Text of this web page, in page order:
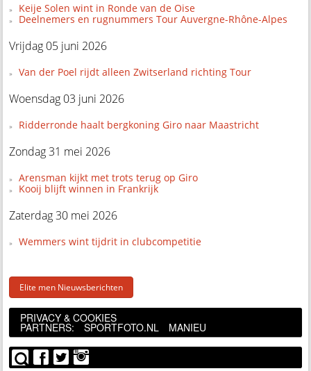
Keije Solen wint in Ronde van de Oise
Deelnemers en rugnummers Tour Auvergne-Rhône-Alpes
Vrijdag 05 juni 2026
Van der Poel rijdt alleen Zwitserland richting Tour
Woensdag 03 juni 2026
Ridderronde haalt bergkoning Giro naar Maastricht
Zondag 31 mei 2026
Arensman kijkt met trots terug op Giro
Kooij blijft winnen in Frankrijk
Zaterdag 30 mei 2026
Wemmers wint tijdrit in clubcompetitie
Elite men Nieuwsberichten
PRIVACY & COOKIES
PARTNERS: SPORTFOTO.NL MANIEU